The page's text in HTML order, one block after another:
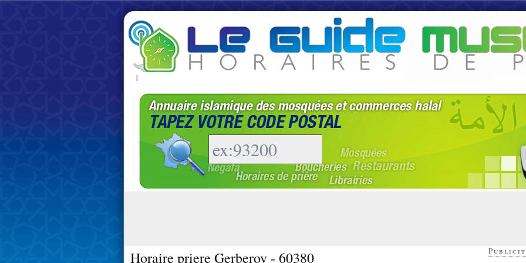
|
Horaire priere Gerberoy - 60380